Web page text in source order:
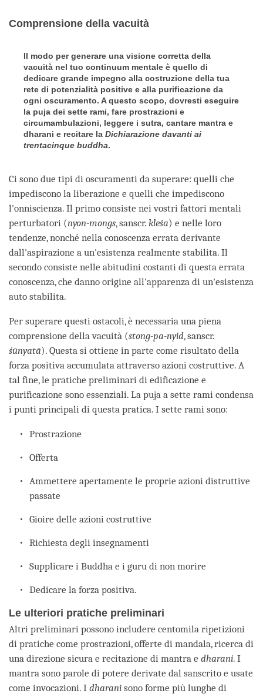
Comprensione della vacuità
Il modo per generare una visione corretta della
vacuità nel tuo continuum mentale è quello di
dedicare grande impegno alla costruzione della tua
rete di potenzialità positive e alla purificazione da
ogni oscuramento. A questo scopo, dovresti eseguire
la puja dei sette rami, fare prostrazioni e
circumambulazioni, leggere i sutra, cantare mantra e
dharani e recitare la Dichiarazione davanti ai
trentacinque buddha.
Ci sono due tipi di oscuramenti da superare: quelli che
impediscono la liberazione e quelli che impediscono
l'onniscienza. Il primo consiste nei vostri fattori mentali
perturbatori (nyon-mongs, sanscr. kleśa) e nelle loro
tendenze, nonché nella conoscenza errata derivante
dall'aspirazione a un'esistenza realmente stabilita. Il
secondo consiste nelle abitudini costanti di questa errata
conoscenza, che danno origine all'apparenza di un'esistenza
auto stabilita.
Per superare questi ostacoli, è necessaria una piena
comprensione della vacuità (stong-pa-nyid, sanscr.
śūnyatā). Questa si ottiene in parte come risultato della
forza positiva accumulata attraverso azioni costruttive. A
tal fine, le pratiche preliminari di edificazione e
purificazione sono essenziali. La puja a sette rami condensa
i punti principali di questa pratica. I sette rami sono:
Prostrazione
Offerta
Ammettere apertamente le proprie azioni distruttive
passate
Gioire delle azioni costruttive
Richiesta degli insegnamenti
Supplicare i Buddha e i guru di non morire
Dedicare la forza positiva.
Le ulteriori pratiche preliminari
Altri preliminari possono includere centomila ripetizioni
di pratiche come prostrazioni, offerte di mandala, ricerca di
una direzione sicura e recitazione di mantra e dharani. I
mantra sono parole di potere derivate dal sanscrito e usate
come invocazioni. I dharani sono forme più lunghe di